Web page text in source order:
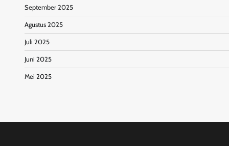
September 2025
Agustus 2025
Juli 2025
Juni 2025
Mei 2025